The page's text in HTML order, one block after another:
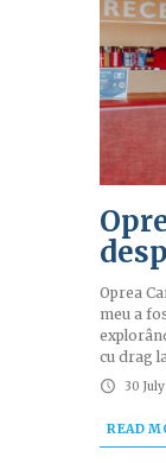
Oprea
meu a
cu drag
30
READ